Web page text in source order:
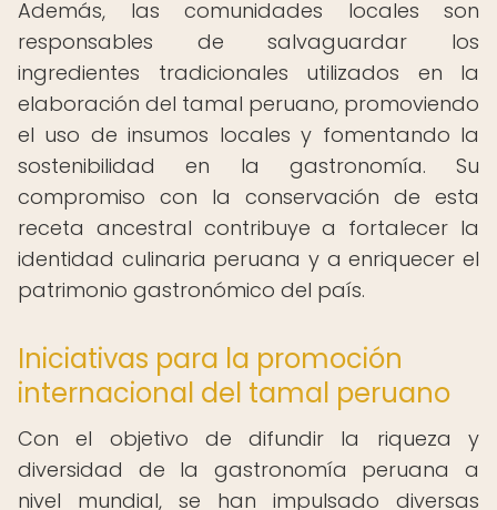
Además, las comunidades locales son
responsables de salvaguardar los
ingredientes tradicionales utilizados en la
elaboración del tamal peruano, promoviendo
el uso de insumos locales y fomentando la
sostenibilidad en la gastronomía. Su
compromiso con la conservación de esta
receta ancestral contribuye a fortalecer la
identidad culinaria peruana y a enriquecer el
patrimonio gastronómico del país.
Iniciativas para la promoción
internacional del tamal peruano
Con el objetivo de difundir la riqueza y
diversidad de la gastronomía peruana a
nivel mundial, se han impulsado diversas